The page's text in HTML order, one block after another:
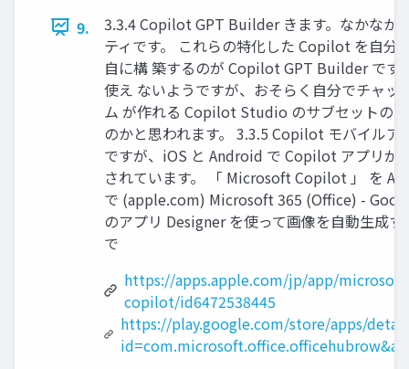
9.
3.3.4 Copilot GPT Builder きます。なかなか
ティです。 これらの特化した Copilot を自分
自に構 築するのが Copilot GPT Builder です
使え ないようですが、おそらく自分でチャッ
ム が作れる Copilot Studio のサブセットの
のかと思われます。 3.3.5 Copilot モバイルア
ですが、iOS と Android で Copilot アプリが
されています。 「 Microsoft Copilot 」 を
で (apple.com) Microsoft 365 (Office) -
のアプリ Designer を使って画像を自動生成す
で
https://apps.apple.com/jp/app/
copilot/id6472538445
https://play.google.com/store/apps/